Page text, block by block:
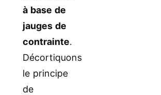
à base de
jauges de
contrainte.
Décortiquons
le principe
de